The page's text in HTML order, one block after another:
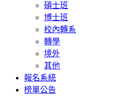
碩士班
博士班
校內轉系
轉學
境外
其他
報名系統
榜單公告